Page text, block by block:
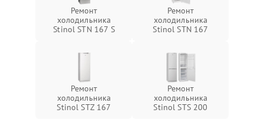
Ремонт
холодильника
Stinol STN 167 S
Ремонт
холодильника
Stinol STN 167
Ремонт
холодильника
Stinol STZ 167
Ремонт
холодильника
Stinol STS 200